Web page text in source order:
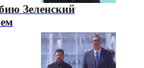
Зеленский